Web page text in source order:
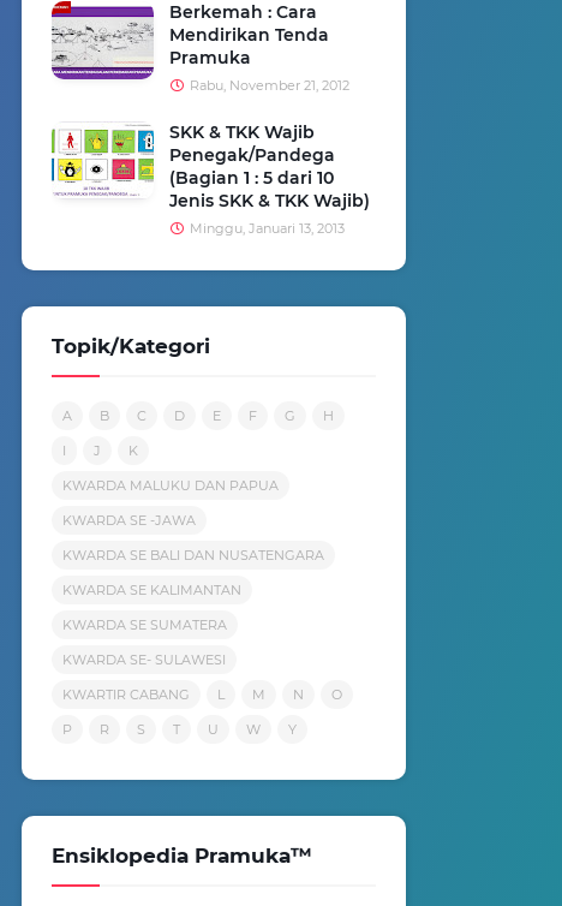
Berkemah : Cara
Mendirikan Tenda
Pramuka
Rabu, November 21, 2012
SKK & TKK Wajib
Penegak/Pandega
(Bagian 1 : 5 dari 10
Jenis SKK & TKK Wajib)
Minggu, Januari 13, 2013
Topik/Kategori
A B C D E F G H
I J K
KWARDA MALUKU DAN PAPUA
KWARDA SE -JAWA
KWARDA SE BALI DAN NUSATENGARA
KWARDA SE KALIMANTAN
KWARDA SE SUMATERA
KWARDA SE- SULAWESI
KWARTIR CABANG L M N O
P R S T U W Y
Ensiklopedia Pramuka™